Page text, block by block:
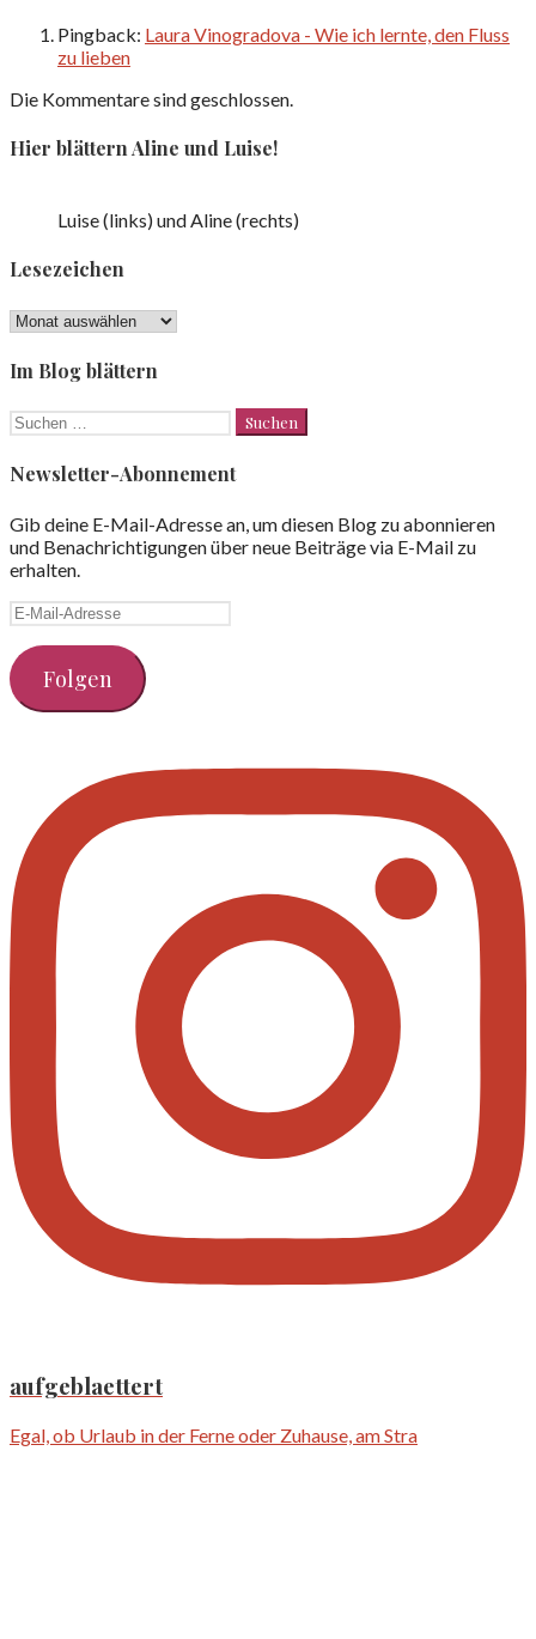
Pingback: Laura Vinogradova - Wie ich lernte, den Fluss
zu lieben
Die Kommentare sind geschlossen.
Hier blättern Aline und Luise!
Luise (links) und Aline (rechts)
Lesezeichen
Lesezeichen
Im Blog blättern
Suchen
Newsletter-Abonnement
Gib deine E-Mail-Adresse an, um diesen Blog zu abonnieren
und Benachrichtigungen über neue Beiträge via E-Mail zu
erhalten.
E-
Adresse
Folgen
aufgeblaettert
Egal, ob Urlaub in der Ferne oder Zuhause, am Stra